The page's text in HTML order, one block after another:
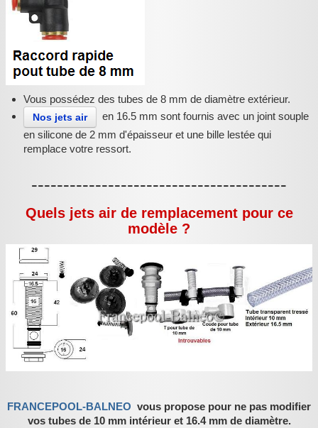
Vous possédez des tubes de 8 mm de diamètre extérieur.
Nos jets air
en 16.5 mm sont fournis avec un joint souple
en silicone de 2 mm d'épaisseur et une bille lestée qui
remplace votre ressort.
----------------------------------------
Quels jets air de remplacement pour ce
modèle ?
FRANCEPOOL-BALNEO vous propose pour ne pas modifier
vos tubes de 10 mm intérieur et 16.4 mm de diamètre.